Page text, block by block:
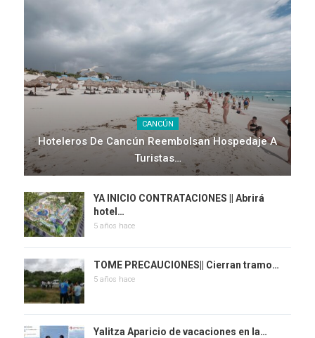
CANCÚN
Hoteleros De Cancún Reembolsan Hospedaje A
Turistas…
YA INICIO CONTRATACIONES || Abrirá
hotel…
5 años hace
TOME PRECAUCIONES|| Cierran tramo…
5 años hace
Yalitza Aparicio de vacaciones en la…